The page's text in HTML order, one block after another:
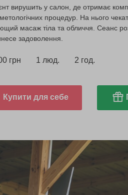
вирушить у салон, де отримає
процедур. На нього
масаж тіла та обличчя. Сеанс
задоволення.
грн 1 люд. 2 год.
Купити для себе